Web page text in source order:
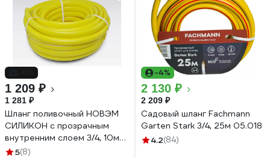
1 209 ₽
1 281 ₽
Шланг поливочный НОВЭМ
СИЛИКОН с прозрачным
внутренним слоем 3/4, 10м
Силикон с прозр. вн. слоем
5(8)
-4%
2 130 ₽
2 209 ₽
Садовый шланг Fachmann
Garten Stark 3/4, 25м 05.018
4.2(84)